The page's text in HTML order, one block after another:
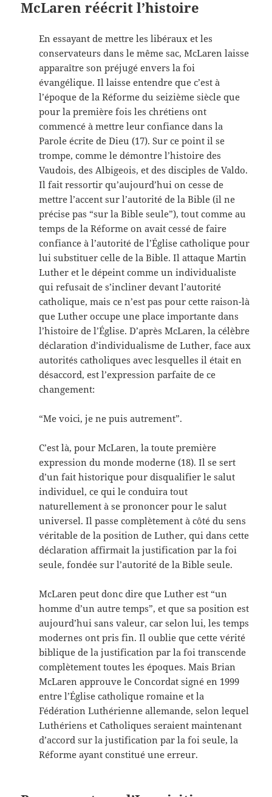
McLaren réécrit l’histoire
En essayant de mettre les libéraux et les
conservateurs dans le même sac, McLaren laisse
apparaître son préjugé envers la foi
évangélique. Il laisse entendre que c’est à
l’époque de la Réforme du seizième siècle que
pour la première fois les chrétiens ont
commencé à mettre leur confiance dans la
Parole écrite de Dieu (17). Sur ce point il se
trompe, comme le démontre l’histoire des
Vaudois, des Albigeois, et des disciples de Valdo.
Il fait ressortir qu’aujourd’hui on cesse de
mettre l’accent sur l’autorité de la Bible (il ne
précise pas “sur la Bible seule”), tout comme au
temps de la Réforme on avait cessé de faire
confiance à l’autorité de l’Église catholique pour
lui substituer celle de la Bible. Il attaque Martin
Luther et le dépeint comme un individualiste
qui refusait de s’incliner devant l’autorité
catholique, mais ce n’est pas pour cette raison-là
que Luther occupe une place importante dans
l’histoire de l’Église. D’après McLaren, la célèbre
déclaration d’individualisme de Luther, face aux
autorités catholiques avec lesquelles il était en
désaccord, est l’expression parfaite de ce
changement:
“Me voici, je ne puis autrement”.
C’est là, pour McLaren, la toute première
expression du monde moderne (18). Il se sert
d’un fait historique pour disqualifier le salut
individuel, ce qui le conduira tout
naturellement à se prononcer pour le salut
universel. Il passe complètement à côté du sens
véritable de la position de Luther, qui dans cette
déclaration affirmait la justification par la foi
seule, fondée sur l’autorité de la Bible seule.
McLaren peut donc dire que Luther est “un
homme d’un autre temps”, et que sa position est
aujourd’hui sans valeur, car selon lui, les temps
modernes ont pris fin. Il oublie que cette vérité
biblique de la justification par la foi transcende
complètement toutes les époques. Mais Brian
McLaren approuve le Concordat signé en 1999
entre l’Église catholique romaine et la
Fédération Luthérienne allemande, selon lequel
Luthériens et Catholiques seraient maintenant
d’accord sur la justification par la foi seule, la
Réforme ayant constitué une erreur.